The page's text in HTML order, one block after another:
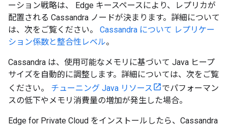
ーション戦略は、 Edge キースペースにより、レプリカが
配置される Cassandra ノードが決まります。詳細について
は、次をご覧ください。 Cassandra について レプリケー
ション係数と整合性レベル。
Cassandra は、使用可能なメモリに基づいて Java ヒープ
サイズを自動的に調整します。詳細については、次をご覧
ください。 チューニング Java リソース
でパフォーマン
スの低下やメモリ消費量の増加が発生した場合。
Edge for Private Cloud をインストールしたら、Cassandra